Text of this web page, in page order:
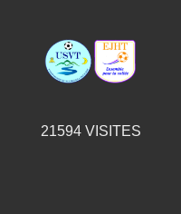
21594VISITES